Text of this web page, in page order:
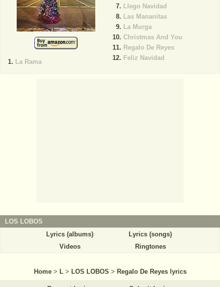
La Rama
Llego Navidad
Las Mananitas
La Murga
Christmas And You
Regalo De Reyes
Feliz Navidad
LOS LOBOS
Lyrics (albums)
Lyrics (songs)
Videos
Ringtones
Home > L > LOS LOBOS > Regalo De Reyes lyrics